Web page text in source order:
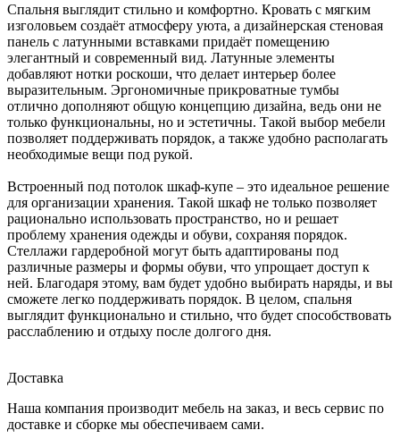
Спальня выглядит стильно и комфортно. Кровать с мягким
изголовьем создаёт атмосферу уюта, а дизайнерская стеновая
панель с латунными вставками придаёт помещению
элегантный и современный вид. Латунные элементы
добавляют нотки роскоши, что делает интерьер более
выразительным. Эргономичные прикроватные тумбы
отлично дополняют общую концепцию дизайна, ведь они не
только функциональны, но и эстетичны. Такой выбор мебели
позволяет поддерживать порядок, а также удобно располагать
необходимые вещи под рукой.
Встроенный под потолок шкаф-купе – это идеальное решение
для организации хранения. Такой шкаф не только позволяет
рационально использовать пространство, но и решает
проблему хранения одежды и обуви, сохраняя порядок.
Стеллажи гардеробной могут быть адаптированы под
различные размеры и формы обуви, что упрощает доступ к
ней. Благодаря этому, вам будет удобно выбирать наряды, и вы
сможете легко поддерживать порядок. В целом, спальня
выглядит функционально и стильно, что будет способствовать
расслаблению и отдыху после долгого дня.
Доставка
Наша компания производит мебель на заказ, и весь сервис по
доставке и сборке мы обеспечиваем сами.